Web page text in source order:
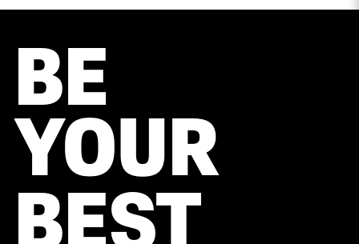
BE
YOUR
BEST